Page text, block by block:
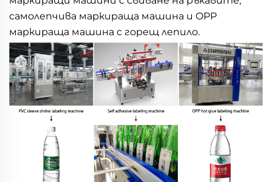
самолепчива маркираща машина и OPP
маркираща машина с горещ лепило.